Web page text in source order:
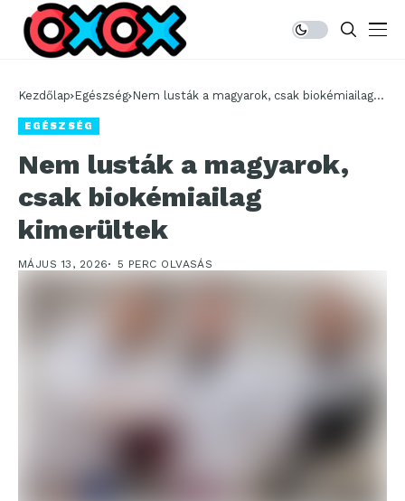
Kezdőlap Egészség Nem lusták a magyarok, csak biokémiailag
EGÉSZSÉG
Nem lusták a magyarok,
csak biokémiailag
kimerültek
MÁJUS 13, 2026 5 PERC OLVASÁS